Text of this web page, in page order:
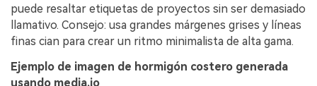
puede resaltar etiquetas de proyectos sin ser demasiado
llamativo. Consejo: usa grandes márgenes grises y líneas
finas cian para crear un ritmo minimalista de alta gama.
Ejemplo de imagen de hormigón costero generada
usando media.io